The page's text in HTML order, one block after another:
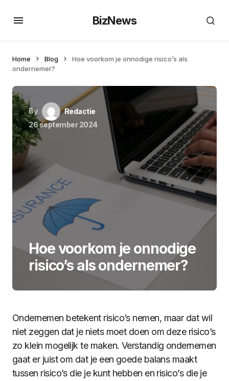
BizNews
Home Blog
Hoe voorkom je onnodige risico’s als
ondernemer?
By
Redactie
26 september 2024
Hoe voorkom je onnodige
risico’s als ondernemer?
Ondernemen betekent risico’s nemen, maar dat wil
niet zeggen dat je niets moet doen om deze risico’s
zo klein mogelijk te maken. Verstandig ondernemen
gaat er juist om dat je een goede balans maakt
tussen risico’s die je kunt hebben en risico’s die je